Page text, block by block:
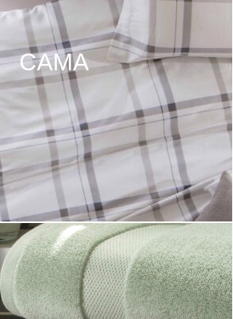
CAMA